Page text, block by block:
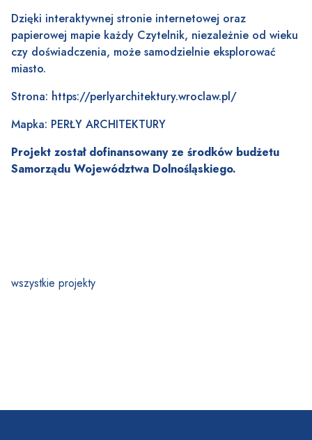
Dzięki interaktywnej stronie internetowej oraz
papierowej mapie każdy Czytelnik, niezależnie od wieku
czy doświadczenia, może samodzielnie eksplorować
miasto.
Strona: https://perlyarchitektury.wroclaw.pl/
Mapka: PERŁY ARCHITEKTURY
Projekt został dofinansowany ze środków budżetu
Samorządu Województwa Dolnośląskiego.
wszystkie projekty